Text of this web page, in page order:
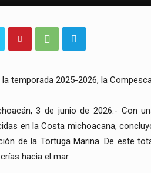
la temporada 2025-2026, la
3 de junio de 2026.- Con
en la Costa michoacana,
de la Tortuga Marina. De este
hacia el mar.